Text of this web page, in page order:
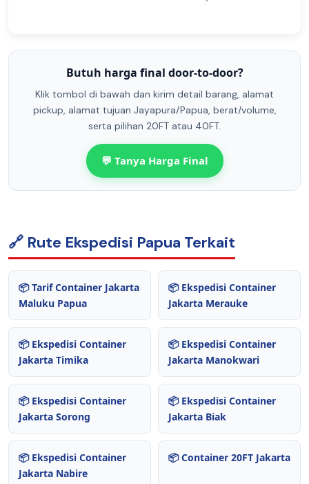
Butuh harga final door-to-door?
Klik tombol di bawah dan kirim detail barang, alamat
pickup, alamat tujuan Jayapura/Papua, berat/volume,
serta pilihan 20FT atau 40FT.
💬 Tanya Harga Final
🔗 Rute Ekspedisi Papua Terkait
📦 Tarif Container Jakarta
Maluku Papua
📦 Ekspedisi Container
Jakarta Merauke
📦 Ekspedisi Container
Jakarta Timika
📦 Ekspedisi Container
Jakarta Manokwari
📦 Ekspedisi Container
Jakarta Sorong
📦 Ekspedisi Container
Jakarta Biak
📦 Ekspedisi Container
Jakarta Nabire
📦 Container 20FT Jakarta